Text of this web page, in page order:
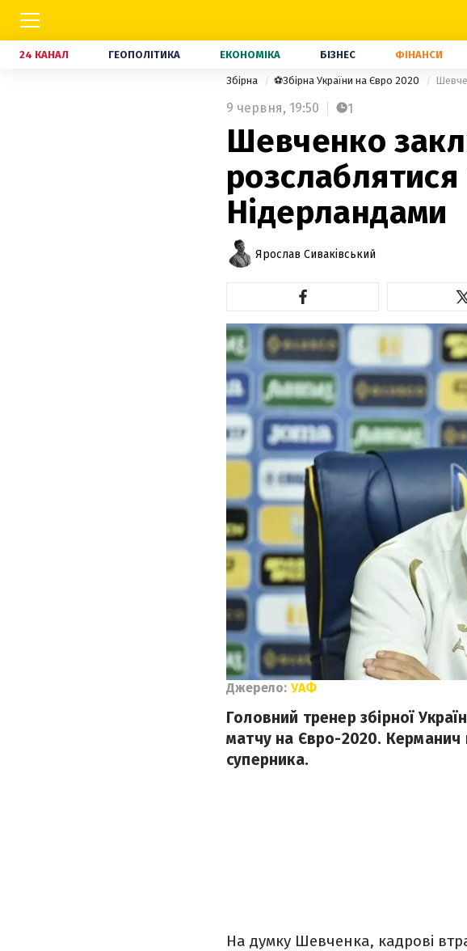
24 КАНАЛ ГЕОПОЛІТИКА ЕКОНОМІКА БІЗНЕС ФІНАНСИ
Збірна ⚽Збірна України на Євро 2020
9 червня, 19:50 1
Шевченко
Нідерландами
Ярослав Сиваківський
Джерело: УАФ
Головний тренер збірної
матчу на Євро-2020. Керманич
суперника.
На думку Шевченка, кадрові